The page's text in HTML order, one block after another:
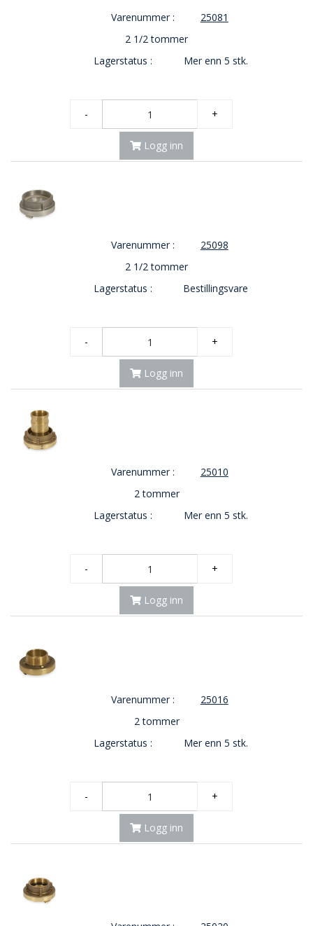
Varenummer :
25081
2 1/2 tommer
Lagerstatus :
Mer enn 5 stk.
- +
Logg inn
Varenummer :
25098
2 1/2 tommer
Lagerstatus :
Bestillingsvare
- +
Logg inn
Varenummer :
25010
2 tommer
Lagerstatus :
Mer enn 5 stk.
- +
Logg inn
Varenummer :
25016
2 tommer
Lagerstatus :
Mer enn 5 stk.
- +
Logg inn